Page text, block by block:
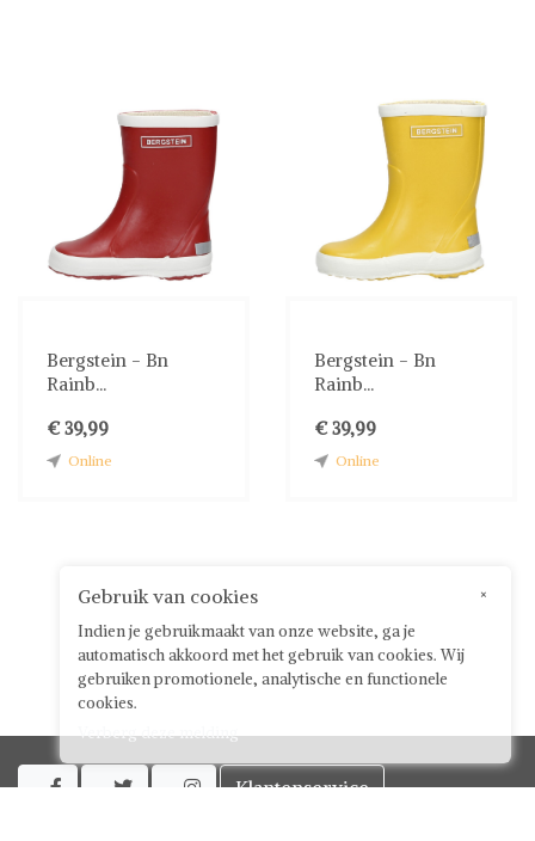
Bergstein - Bn
Rainb...
€ 39,99
Online
Bergstein - Bn
Rainb...
€ 39,99
Online
   Klantenservice
×
Gebruik van cookies
Indien je gebruikmaakt van onze website, ga je
automatisch akkoord met het gebruik van cookies. Wij
gebruiken promotionele, analytische en functionele
cookies.
Verberg deze melding